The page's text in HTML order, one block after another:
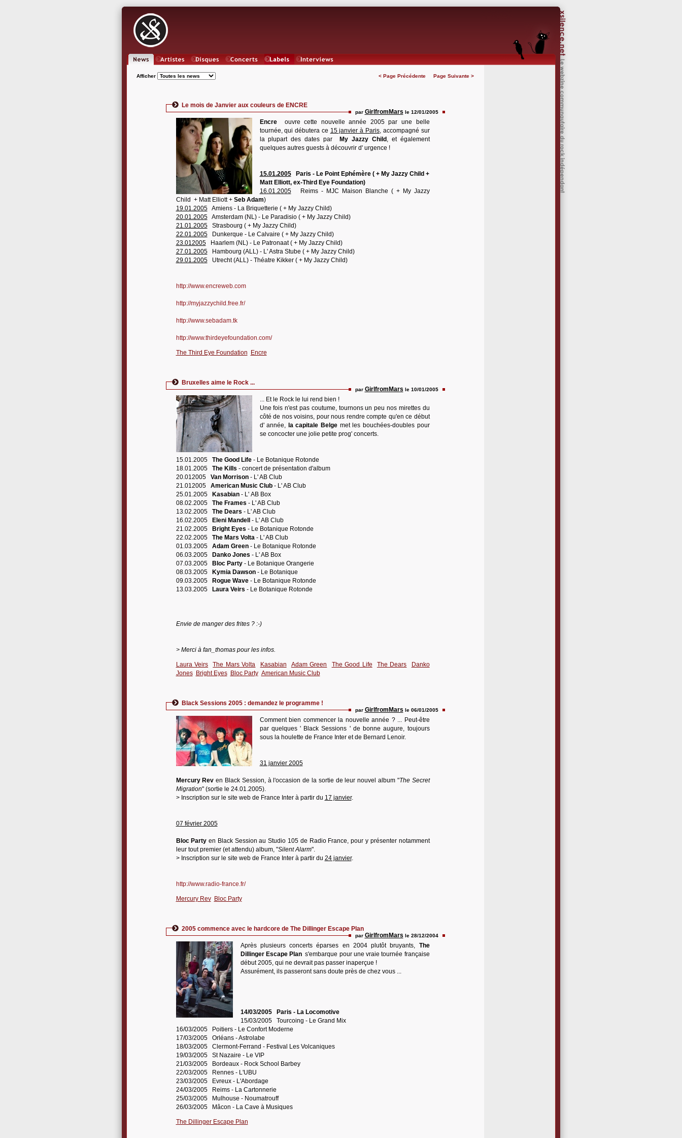
Afficher < Page Précédente Page Suivante >
Le mois de Janvier aux couleurs de ENCRE
par GirlfromMars le 12/01/2005
Encreouvre cette nouvelle année 2005 par une belle
tournée, qui débutera ce 15 janvier à Paris, accompagné sur
la plupart des dates par
My Jazzy Child , et également
quelques autres guests à découvrir d' urgence !
15.01.2005Paris - Le Point Ephémère ( + My Jazzy Child +
Matt Elliott, ex-Third Eye Foundation)
16.01.2005Reims - MJC Maison Blanche ( + My Jazzy
Child + Matt Elliott + Seb Adam)
19.01.2005Amiens - La Briquetterie ( + My Jazzy Child)
20.01.2005Amsterdam (NL) - Le Paradisio ( + My Jazzy Child)
21.01.2005Strasbourg ( + My Jazzy Child)
22.01.2005Dunkerque - Le Calvaire ( + My Jazzy Child)
23.012005Haarlem (NL) - Le Patronaat ( + My Jazzy Child)
27.01.2005Hambourg (ALL) - L' Astra Stube ( + My Jazzy Child)
29.01.2005Utrecht (ALL) - Théatre Kikker ( + My Jazzy Child)
http://www.encreweb.com
http://myjazzychild.free.fr/
http://www.sebadam.tk
http://www.thirdeyefoundation.com/
The Third Eye Foundation Encre
Bruxelles aime le Rock ...
par GirlfromMars le 10/01/2005
... Et le Rock le lui rend bien !
Une fois n'est pas coutume, tournons un peu nos mirettes du
côté de nos voisins, pour nous rendre compte qu'en ce début
d' année, la capitale Belge met les bouchées-doubles pour
se concocter une jolie petite prog' concerts.
15.01.2005 The Good Life- Le Botanique Rotonde
18.01.2005 The Kills - concert de présentation d'album
20.012005 Van Morrison- L' AB Club
21.012005 American Music Club- L' AB Club
25.01.2005
Kasabian- L' AB Box
08.02.2005 The Frames - L' AB Club
13.02.2005 The Dears - L' AB Club
16.02.2005
Eleni Mandell
- L' AB Club
21.02.2005
Bright Eyes - Le Botanique Rotonde
22.02.2005 The Mars Volta- L' AB Club
01.03.2005 Adam Green- Le Botanique Rotonde
06.03.2005
Danko Jones - L' AB Box
07.03.2005
Bloc Party- Le Botanique Orangerie
08.03.2005
Kymia Dawson- Le Botanique
09.03.2005
Rogue Wave- Le Botanique Rotonde
13.03.2005
Laura Veirs - Le Botanique Rotonde
Envie de manger des frites ? :-)
> Merci à fan_thomas pour les infos.
Laura Veirs The Mars Volta Kasabian Adam Green The Good Life The Dears
Danko
Jones
Bright Eyes Bloc Party American Music Club
Black Sessions 2005 : demandez le programme !
par GirlfromMars le 06/01/2005
Comment bien commencer la nouvelle année ? ... Peut-être
par quelques ' Black Sessions ' de bonne augure, toujours
sous la houlette de France Inter et de Bernard Lenoir.
31 janvier 2005
Mercury Rev en Black Session, à l'occasion de la sortie de leur nouvel album "The Secret
Migration" (sortie le 24.01.2005).
> Inscription sur le site web de France Inter à partir du 17 janvier.
07 février 2005
Bloc Party en Black Session au Studio 105 de Radio France, pour y présenter notamment
leur tout premier (et attendu) album, "Silent Alarm".
> Inscription sur le site web de France Inter à partir du 24 janvier.
http://www.radio-france.fr/
Mercury Rev Bloc Party
2005 commence avec le hardcore de The Dillinger Escape Plan
par GirlfromMars le 28/12/2004
Après plusieurs concerts éparses en 2004 plutôt bruyants, The
Dillinger Escape Plan s'embarque pour une vraie tournée française
début 2005, qui ne devrait pas passer inaperçue !
Assurément, ils passeront sans doute près de chez vous ...
14/03/2005 Paris - La Locomotive
15/03/2005 Tourcoing - Le Grand Mix
16/03/2005 Poitiers - Le Confort Moderne
17/03/2005 Orléans - Astrolabe
18/03/2005 Clermont-Ferrand - Festival Les Volcaniques
19/03/2005 St Nazaire - Le VIP
21/03/2005 Bordeaux - Rock School Barbey
22/03/2005 Rennes - L'UBU
23/03/2005 Evreux - L'Abordage
24/03/2005 Reims - La Cartonnerie
25/03/2005 Mulhouse - Noumatrouff
26/03/2005 Mâcon - La Cave à Musiques
The Dillinger Escape Plan